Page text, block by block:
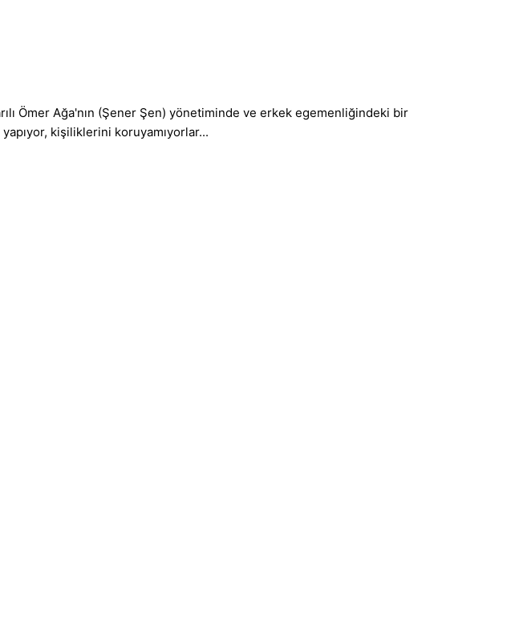
Ömer Ağa'nın (Şener Şen) yönetiminde ve erkek egemenliğindeki bir
kişiliklerini koruyamıyorlar...